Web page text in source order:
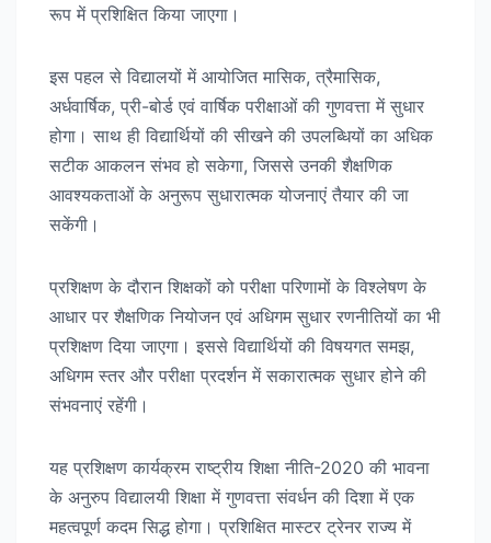
रूप में प्रशिक्षित किया जाएगा।
इस पहल से विद्यालयों में आयोजित मासिक, त्रैमासिक,
अर्धवार्षिक, प्री-बोर्ड एवं वार्षिक परीक्षाओं की गुणवत्ता में सुधार
होगा। साथ ही विद्यार्थियों की सीखने की उपलब्धियों का अधिक
सटीक आकलन संभव हो सकेगा, जिससे उनकी शैक्षणिक
आवश्यकताओं के अनुरूप सुधारात्मक योजनाएं तैयार की जा
सकेंगी।
प्रशिक्षण के दौरान शिक्षकों को परीक्षा परिणामों के विश्लेषण के
आधार पर शैक्षणिक नियोजन एवं अधिगम सुधार रणनीतियों का भी
प्रशिक्षण दिया जाएगा। इससे विद्यार्थियों की विषयगत समझ,
अधिगम स्तर और परीक्षा प्रदर्शन में सकारात्मक सुधार होने की
संभवनाएं रहेंगी।
यह प्रशिक्षण कार्यक्रम राष्ट्रीय शिक्षा नीति-2020 की भावना
के अनुरुप विद्यालयी शिक्षा में गुणवत्ता संवर्धन की दिशा में एक
महत्वपूर्ण कदम सिद्ध होगा। प्रशिक्षित मास्टर ट्रेनर राज्य में